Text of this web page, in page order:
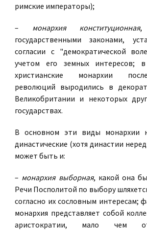
римские императоры);
– монархия конституционная,
государственными законами,
согласии с "демократической
учетом его земных интересов;
христианские монархии
революций выродились в
Великобритании и некоторых
государствах.
В основном эти виды монархии
династические (хотя династии
может быть и:
– монархия выборная, какой она
Речи Посполитой по выбору
согласно их сословным интересам;
монархия представляет собой
аристократии, мало чем